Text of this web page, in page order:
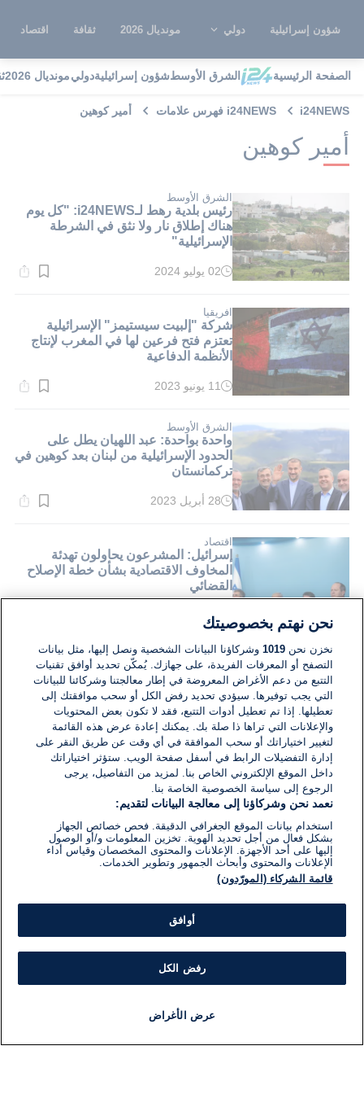
شؤون إسرائيلية دولي مونديال 2026 ثقافة اقتصاد
الصفحة الرئيسية الشرق الأوسطشؤون إسرائيليةدوليمونديال 2026
i24NEWS i24NEWS فهرس علامات أمير كوهين
أمير كوهين
الشرق الأوسط
رئيس بلدية رهط لـi24NEWS: "كل يوم
هناك إطلاق نار ولا نثق في الشرطة
الإسرائيلية"
وقت
دقيقة.
02 يوليو 2024
افريقيا
شركة "إلبيت سيستيمز" الإسرائيلية
تعتزم فتح فرعين لها في المغرب لإنتاج
الأنظمة الدفاعية
وقت
دقيقة.
11 يونيو 2023
الشرق الأوسط
واحدة بواحدة: عبد اللهيان يطل على
الحدود الإسرائيلية من لبنان بعد كوهين في
تركمانستان
وقت
دقيقة.
28 أبريل 2023
اقتصاد
إسرائيل: المشرعون يحاولون تهدئة
المخاوف الاقتصادية بشأن خطة الإصلاح
القضائي
وقت
القراءة:
7}
دقيقة.
25 يناير 2023
نحن نهتم بخصوصيتك
نخزن نحن1019 وشركاؤنا البيانات الشخصية ونصل إليها، مثل بيانات
التصفح أو المعرفات الفريدة، على جهازك. يُمكّن تحديد أوافق تقنيات
التتبع من دعم الأغراض المعروضة في إطار معالجتنا وشركائنا للبيانات
التي يجب توفيرها. سيؤدي تحديد رفض الكل أو سحب موافقتك إلى
تعطيلها. إذا تم تعطيل أدوات التتبع، فقد لا تكون بعض المحتويات
والإعلانات التي تراها ذا صلة بك. يمكنك إعادة عرض هذه القائمة
لتغيير اختياراتك أو سحب الموافقة في أي وقت عن طريق النقر على
إدارة التفضيلات الرابط في أسفل صفحة الويب. ستؤثر اختياراتك
داخل الموقع الإلكتروني الخاص بنا. لمزيد من التفاصيل، يرجى
الرجوع إلى سياسة الخصوصية الخاصة بنا.
نعمد نحن وشركاؤنا إلى معالجة البيانات لتقديم:
استخدام بيانات الموقع الجغرافي الدقيقة. فحص خصائص الجهاز
بشكل فعال من أجل تحديد الهوية. تخزين المعلومات و/أو الوصول
إليها على أحد الأجهزة. الإعلانات والمحتوى المخصصان وقياس أداء
الإعلانات والمحتوى وأبحاث الجمهور وتطوير الخدمات.
قائمة الشركاء (المورّدون)
أوافق
رفض الكل
عرض الأغراض